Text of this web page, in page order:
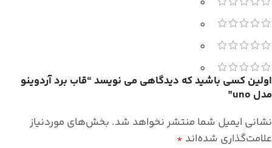
0
0
0
0
اولین کسی باشید که دیدگاهی می نویسد “قاب برد آردوینو
مدل uno”
نشانی ایمیل شما منتشر نخواهد شد. بخش‌های موردنیاز
علامت‌گذاری شده‌اند *